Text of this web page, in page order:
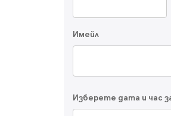
Имейл
Изберете дата и час